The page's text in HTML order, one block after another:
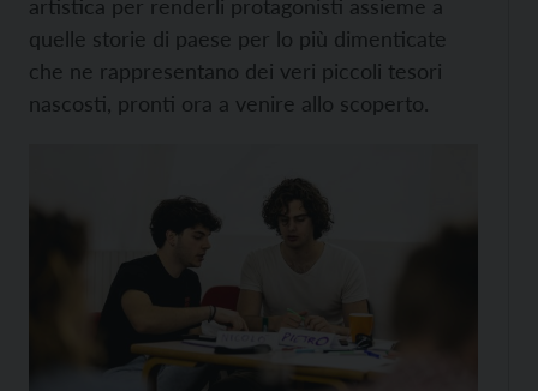
artistica per renderli protagonisti assieme a
quelle storie di paese per lo più dimenticate
che ne rappresentano dei veri piccoli tesori
nascosti, pronti ora a venire allo scoperto.